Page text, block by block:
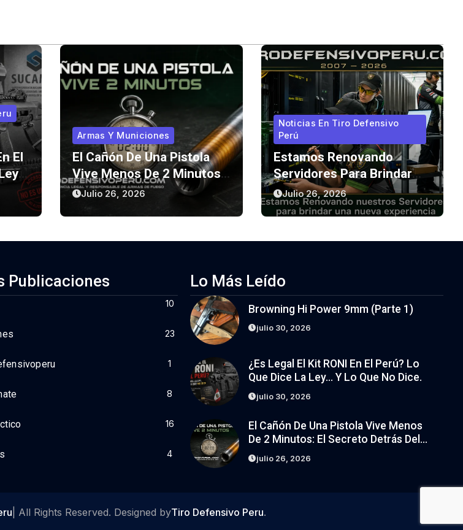
El
Armas Y Municiones
El Cañón De Una Pistola
Vive Menos De 2 Minutos:
El Secreto Detrás Del
Desgaste
Julio 26, 2026
Noticias En Tiro Defensivo
Perú
Estamos Renovando
Servidores Para Brindar
Una Nueva Experiencia
Julio 26, 2026
Publicaciones
10
23
1
8
16
4
Lo Más Leído
Browning Hi Power 9mm (parte 1)
julio 30, 2026
¿Es Legal El Kit RONI En El Perú? Lo
Que Dice La Ley… Y Lo Que No Dice.
julio 30, 2026
El Cañón De Una Pistola Vive Menos
De 2 Minutos: El Secreto Detrás Del
Desgaste
julio 26, 2026
| All Rights Reserved. Designed byTiro Defensivo Peru.